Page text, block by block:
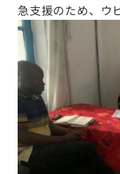
急支援のため、ウ